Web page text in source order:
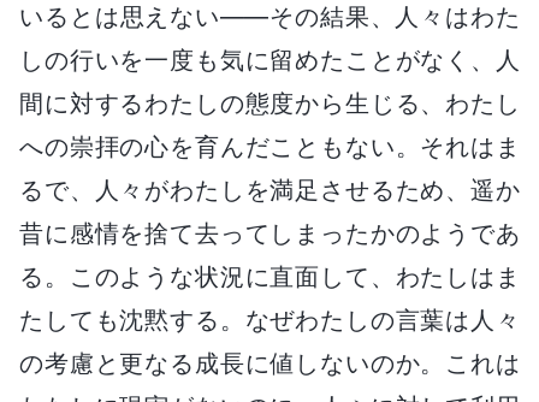
いるとは思えない――その結果、人々はわた
しの行いを一度も気に留めたことがなく、人
間に対するわたしの態度から生じる、わたし
への崇拝の心を育んだこともない。それはま
るで、人々がわたしを満足させるため、遥か
昔に感情を捨て去ってしまったかのようであ
る。このような状況に直面して、わたしはま
たしても沈黙する。なぜわたしの言葉は人々
の考慮と更なる成長に値しないのか。これは